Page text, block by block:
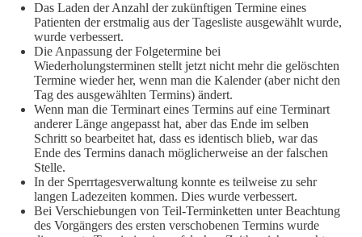
Das Laden der Anzahl der zukünftigen Termine eines
Patienten der erstmalig aus der Tagesliste ausgewählt wurde,
wurde verbessert.
Die Anpassung der Folgetermine bei
Wiederholungsterminen stellt jetzt nicht mehr die gelöschten
Termine wieder her, wenn man die Kalender (aber nicht den
Tag des ausgewählten Termins) ändert.
Wenn man die Terminart eines Termins auf eine Terminart
anderer Länge angepasst hat, aber das Ende im selben
Schritt so bearbeitet hat, dass es identisch blieb, war das
Ende des Termins danach möglicherweise an der falschen
Stelle.
In der Sperrtagesverwaltung konnte es teilweise zu sehr
langen Ladezeiten kommen. Dies wurde verbessert.
Bei Verschiebungen von Teil-Terminketten unter Beachtung
des Vorgängers des ersten verschobenen Termins wurde